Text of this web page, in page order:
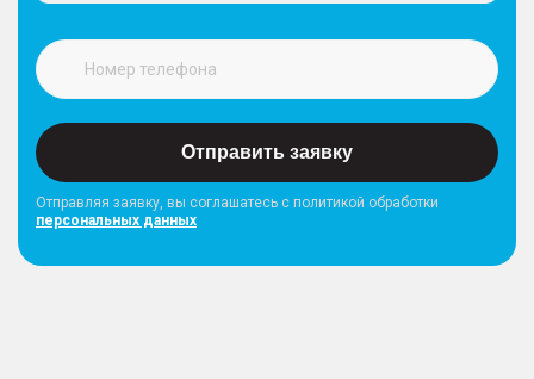
Отправить заявку
Отправляя заявку, вы соглашатесь с политикой обработки
персональных данных